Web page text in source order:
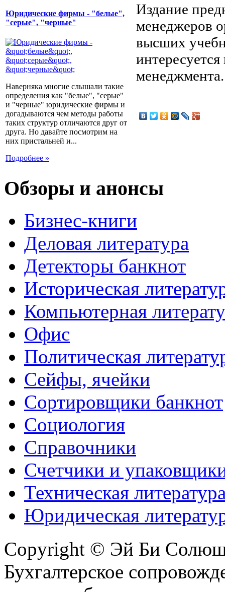
Юридические фирмы - "белые",
"серые", "черные"
Наверняка многие слышали такие
определения как "белые", "серые"
и "черные" юридические фирмы и
догадываются чем методы работы
таких структур отличаются друг от
друга. Но давайте посмотрим на
них пристальней и...
Подробнее »
Издание
менеджеров
высших
менеджмента.
Обзоры и анонсы
Бизнес-книги
Деловая литература
Детекторы банкнот
Историческая
Компьютерная
Офис
Политическая
Сейфы, ячейки
Сортировщики банкнот
Социология
Справочники
Счетчики и
Техническая
Юридическая
Copyright © Эй Би
Бухгалтерское